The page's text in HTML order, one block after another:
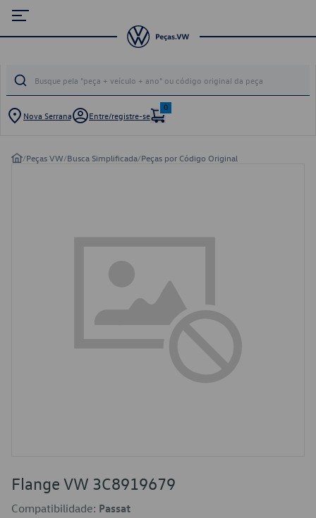
Nova Serrana Entre/registre-se
0
/Peças VW/Busca Simplificada/Peças por Código Original
Flange VW 3C8919679
Compatibilidade: Passat